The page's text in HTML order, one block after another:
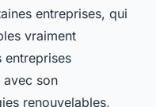
entreprises, qui
vraiment
entreprises
avec son
renouvelables,